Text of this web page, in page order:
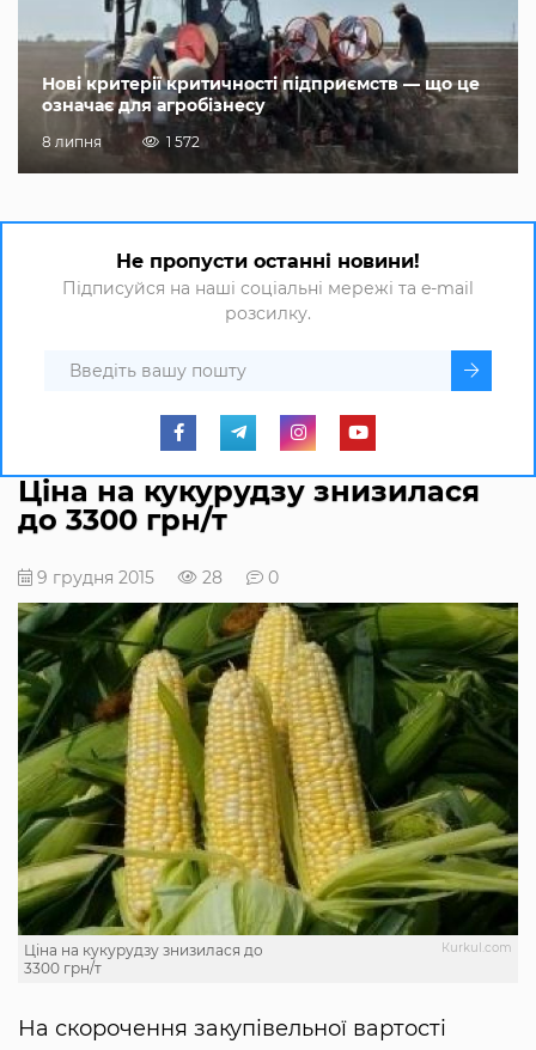
Нові критерії критичності підприємств — що це
означає для агробізнесу
8 липня 1 572
Не пропусти останні новини!
Підписуйся на наші соціальні мережі та e-mail
розсилку.
Ціна на кукурудзу знизилася
до 3300 грн/т
9 грудня 2015 28 0
Кurkul.com
Ціна на кукурудзу знизилася до
3300 грн/т
На скорочення закупівельної вартості